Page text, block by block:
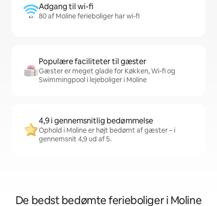
Adgang til wi-fi
80 af Moline ferieboliger har wi-fi
Populære faciliteter til gæster
Gæster er meget glade for Køkken, Wi-fi og
Swimmingpool i lejeboliger i Moline
4,9 i gennemsnitlig bedømmelse
Ophold i Moline er højt bedømt af gæster – i
gennemsnit 4,9 ud af 5.
De bedst bedømte ferieboliger i Moline